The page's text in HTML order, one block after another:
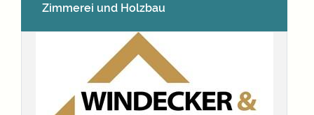
Zimmerei und Holzbau